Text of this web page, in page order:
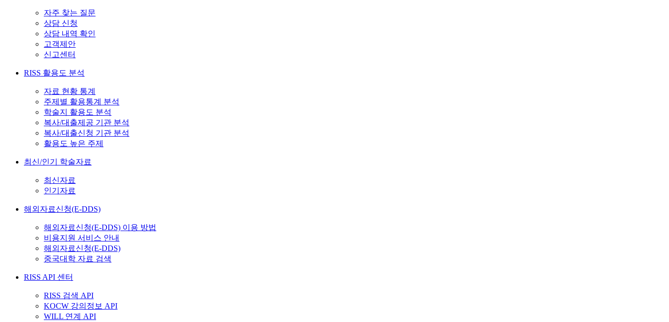
자주 찾는 질문
상담 신청
상담 내역 확인
고객제안
신고센터
RISS 활용도 분석
자료 현황 통계
주제별 활용통계 분석
학술지 활용도 분석
복사/대출제공 기관 분석
복사/대출신청 기관 분석
활용도 높은 주제
최신/인기 학술자료
최신자료
인기자료
해외자료신청(E-DDS)
해외자료신청(E-DDS) 이용 방법
비용지원 서비스 안내
해외자료신청(E-DDS)
중국대학 자료 검색
RISS API 센터
RISS 검색 API
KOCW 강의정보 API
WILL 연계 API